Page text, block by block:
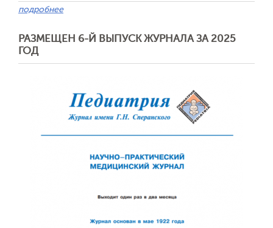
подробнее
РАЗМЕЩЕН 6-Й ВЫПУСК ЖУРНАЛА ЗА 2025
ГОД